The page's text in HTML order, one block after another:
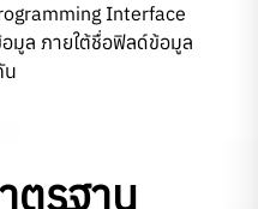
Interface
มูล ภายใต้ชื่อฟิลด์ข้อมูล
น
ตรฐาน